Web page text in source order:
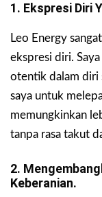
1. Ekspresi Diri
Leo Energy
ekspresi diri.
otentik dalam diri
saya untuk
memungkinkan
tanpa rasa takut
2.
Keberanian.